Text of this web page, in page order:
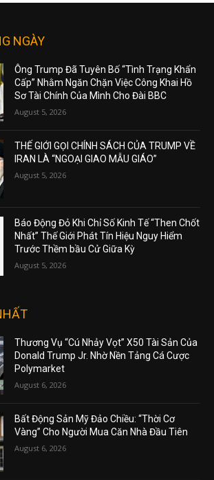
NGÀY
Ông Trump Đã Tuyên Bố “Tình Trạng Khẩn
Cấp” Nhằm Ngăn Chặn Việc Công Khai Hồ
Sơ Tài Chính Của Mình Cho Đài BBC
August 5, 2026
THẾ GIỚI GỌI CHÍNH SÁCH CỦA TRUMP VỀ
IRAN LÀ “NGOẠI GIAO MẪU GIÁO”
August 5, 2026
Báo Động Đỏ Khi Chỉ Số Kinh Tế “Then Chốt
Nhất” Thế Giới Phát Tín Hiệu Nguy Hiểm
Trước Thềm bầu Cử Giữa Kỳ
August 5, 2026
Thương Vụ “Cú Nhảy Vọt” X50 Tài Sản Của
Donald Trump Jr. Nhờ Nền Tảng Cá Cược
Polymarket
August 6, 2026
Bất Động Sản Mỹ Đảo Chiều: “Thời Cơ
Vàng” Cho Người Mua Căn Nhà Đầu Tiên
August 6, 2026